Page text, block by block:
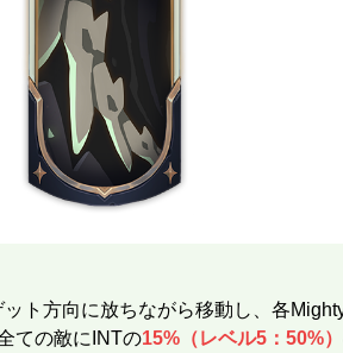
ト方向に放ちながら移動し、各
ての敵にINTの15%（レベル5：50%）